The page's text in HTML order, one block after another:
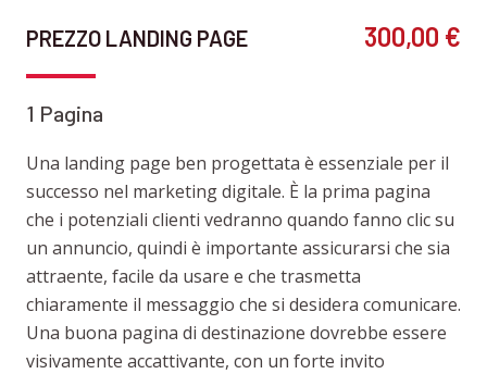
PREZZO LANDING PAGE 300,00 €
1 Pagina
Una landing page ben progettata è essenziale per il
successo nel marketing digitale. È la prima pagina
che i potenziali clienti vedranno quando fanno clic su
un annuncio, quindi è importante assicurarsi che sia
attraente, facile da usare e che trasmetta
chiaramente il messaggio che si desidera comunicare.
Una buona pagina di destinazione dovrebbe essere
visivamente accattivante, con un forte invito